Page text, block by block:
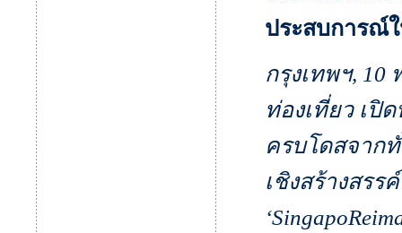
ประสบการณ์
กรุงเทพฯ,
ท่องเที่ยว เปิ
ครบโดสจาก
เชิงสร้างสร